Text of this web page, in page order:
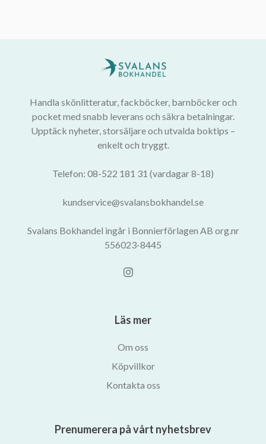
Handla skönlitteratur, fackböcker, barnböcker och
pocket med snabb leverans och säkra betalningar.
Upptäck nyheter, storsäljare och utvalda boktips –
enkelt och tryggt.
Telefon: 08-522 181 31 (vardagar 8-18)
kundservice@svalansbokhandel.se
Svalans Bokhandel ingår i Bonnierförlagen AB org.nr
556023-8445
Läs mer
Om oss
Köpvillkor
Kontakta oss
Prenumerera på vårt nyhetsbrev